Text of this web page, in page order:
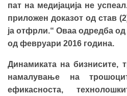
пат на медијација не
приложен доказот од став
ја отфрли.“ Оваа одредба
од февруари 2016 година.
Динамиката на бизнисите,
намалување на
ефикасноста,